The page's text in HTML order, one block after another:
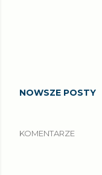
NOWSZE POSTY
KOMENTARZE